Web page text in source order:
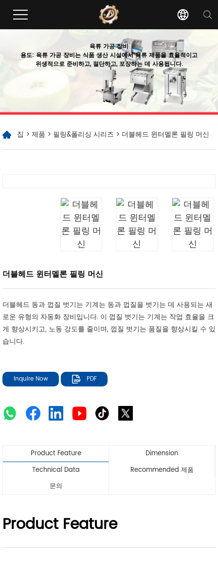
육류 가공 장비
용도: 육류 가공 장비는 식품 생산 시설에서 육류 제품을 효율적이고
위생적으로 준비하고, 절단하고, 포장하는 데 사용됩니다.
집 > 제품 > 필링&폴리싱 시리즈 > 더블헤드 윈터멜론 필링 머신
더블헤드 윈터멜론 필링 머신
더블헤드 동과 껍질 벗기는 기계는 동과 껍질을 벗기는 데 사용되는 새
로운 유형의 자동화 장비입니다. 이 껍질 벗기는 기계는 작업 효율을 크
게 향상시키고, 노동 강도를 줄이며, 껍질 벗기는 품질을 향상시킬 수 있
습니다.
Inquire Now PDF
Product Feature
Dimension
Technical Data
Recommended 제품
문의
Product Feature